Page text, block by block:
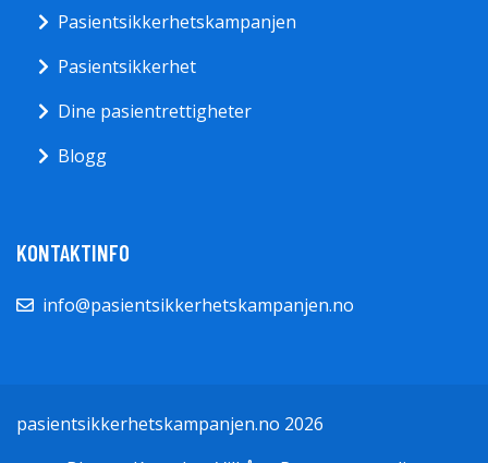
Pasientsikkerhetskampanjen
Pasientsikkerhet
Dine pasientrettigheter
Blogg
KONTAKTINFO
info@pasientsikkerhetskampanjen.no
pasientsikkerhetskampanjen.no 2026